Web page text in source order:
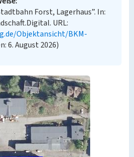
Forst, Lagerhaus”. In:
URL:
Objektansicht/BKM-
6. August 2026)